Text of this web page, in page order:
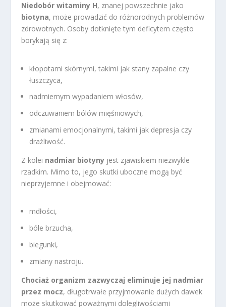
Niedobór witaminy H, znanej powszechnie jako
biotyna, może prowadzić do różnorodnych problemów
zdrowotnych. Osoby dotknięte tym deficytem często
borykają się z:
kłopotami skórnymi, takimi jak stany zapalne czy
łuszczyca,
nadmiernym wypadaniem włosów,
odczuwaniem bólów mięśniowych,
zmianami emocjonalnymi, takimi jak depresja czy
drażliwość.
Z kolei nadmiar biotyny jest zjawiskiem niezwykle
rzadkim. Mimo to, jego skutki uboczne mogą być
nieprzyjemne i obejmować:
mdłości,
bóle brzucha,
biegunki,
zmiany nastroju.
Chociaż organizm zazwyczaj eliminuje jej nadmiar
przez mocz, długotrwałe przyjmowanie dużych dawek
może skutkować poważnymi dolegliwościami